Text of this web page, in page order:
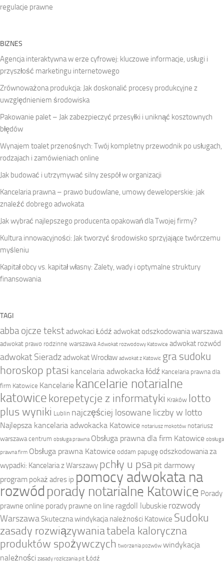
regulacje prawne
BIZNES
Agencja interaktywna w erze cyfrowej: kluczowe informacje, usługi i
przyszłość marketingu internetowego
Zrównoważona produkcja: Jak doskonalić procesy produkcyjne z
uwzględnieniem środowiska
Pakowanie palet – Jak zabezpieczyć przesyłki i uniknąć kosztownych
błędów
Wynajem toalet przenośnych: Twój kompletny przewodnik po usługach,
rodzajach i zamówieniach online
Jak budować i utrzymywać silny zespół w organizacji
Kancelaria prawna – prawo budowlane, umowy deweloperskie: jak
znaleźć dobrego adwokata
Jak wybrać najlepszego producenta opakowań dla Twojej firmy?
Kultura innowacyjności: Jak tworzyć środowisko sprzyjające twórczemu
myśleniu
Kapitał obcy vs. kapitał własny: Zalety, wady i optymalne struktury
finansowania
TAGI
abba ojcze tekstadwokaci Łódź adwokat odszkodowania warszawa
adwokat prawo rodzinne warszawa Adwokat rozwodowy Katowice adwokat rozwód
adwokat Sieradzadwokat Wrocław adwokat z Katowic gra sudoku
horoskop ptasi kancelaria adwokacka łódź Kancelaria prawna dla
firm Katowice Kancelarie kancelarie notarialne
katowicekorepetycje z informatyki Kraków lotto
plus wyniki Lublin najczęściej losowane liczby w lotto
Najlepsza kancelaria adwokacka Katowice notariusz mokotów notariusz
warszawa centrum obsługa prawna Obsługa prawna dla firm Katowice obsługa
prawna firm Obsługa prawna Katowice oddam papugę odszkodowania za
wypadki: Kancelaria z Warszawy pchły u psa pit darmowy
program pokaż adres ip pomocy adwokata na
rozwód porady notarialne Katowice Porady
prawne online porady prawne on line ragdoll lubuskie rozwody
Warszawa Skuteczna windykacja należności Katowice Sudoku
zasady rozwiązywaniatabela kaloryczna
produktów spożywczych tworzenia pozwów windykacja
należności zasady rozliczania pit Łódź